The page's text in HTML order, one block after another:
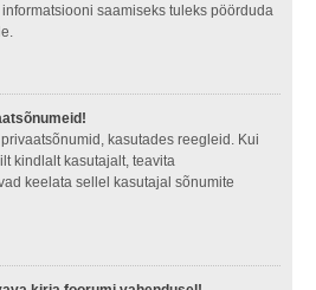
saamiseks tuleks pöörduda
kasutades reegleid. Kui
kindlalt kasutajalt, teavita
keelata sellel kasutajal sõnumite